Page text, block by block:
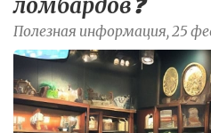
ломбардов❓
Полезная информация, 25